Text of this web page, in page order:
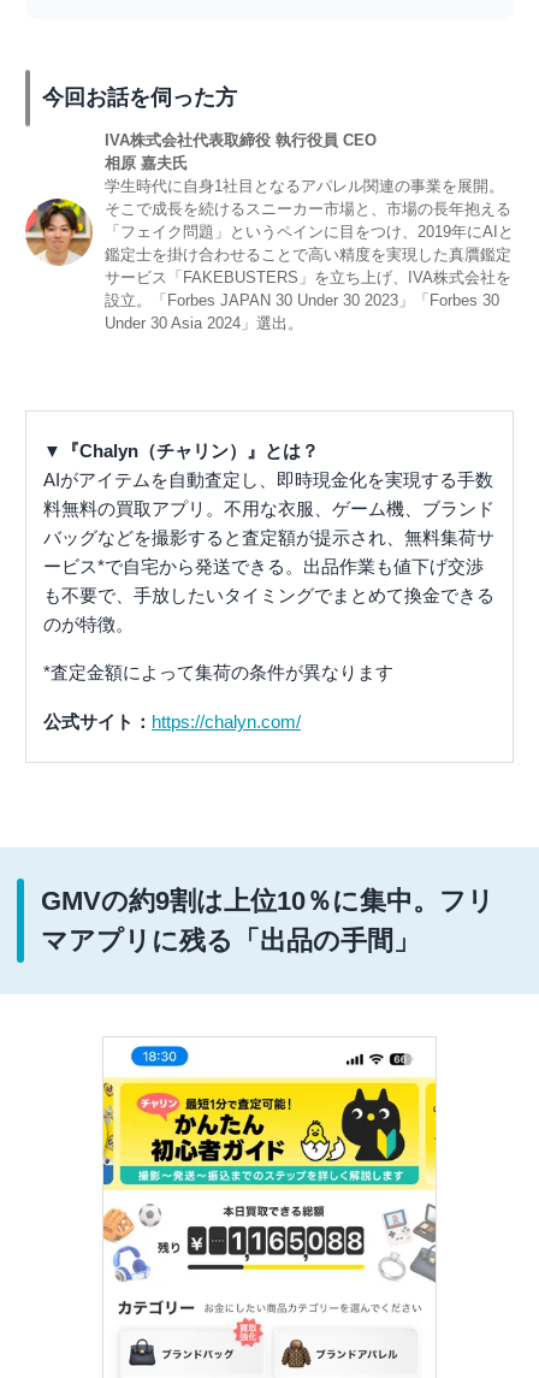
今回お話を伺った方
IVA株式会社代表取締役 執行役員 CEO
相原 嘉夫氏
学生時代に自身1社目となるアパレル関連の事業を展開。
そこで成長を続けるスニーカー市場と、市場の長年抱える
「フェイク問題」というペインに目をつけ、2019年にAIと
鑑定士を掛け合わせることで高い精度を実現した真贋鑑定
サービス「FAKEBUSTERS」を立ち上げ、IVA株式会社を
設立。「Forbes JAPAN 30 Under 30 2023」「Forbes 30
Under 30 Asia 2024」選出。
▼『Chalyn（チャリン）』とは？
AIがアイテムを自動査定し、即時現金化を実現する手数
料無料の買取アプリ。不用な衣服、ゲーム機、ブランド
バッグなどを撮影すると査定額が提示され、無料集荷サ
ービス*で自宅から発送できる。出品作業も値下げ交渉
も不要で、手放したいタイミングでまとめて換金できる
のが特徴。
*査定金額によって集荷の条件が異なります
公式サイト： https://chalyn.com/
GMVの約9割は上位10％に集中。フリ
マアプリに残る「出品の手間」